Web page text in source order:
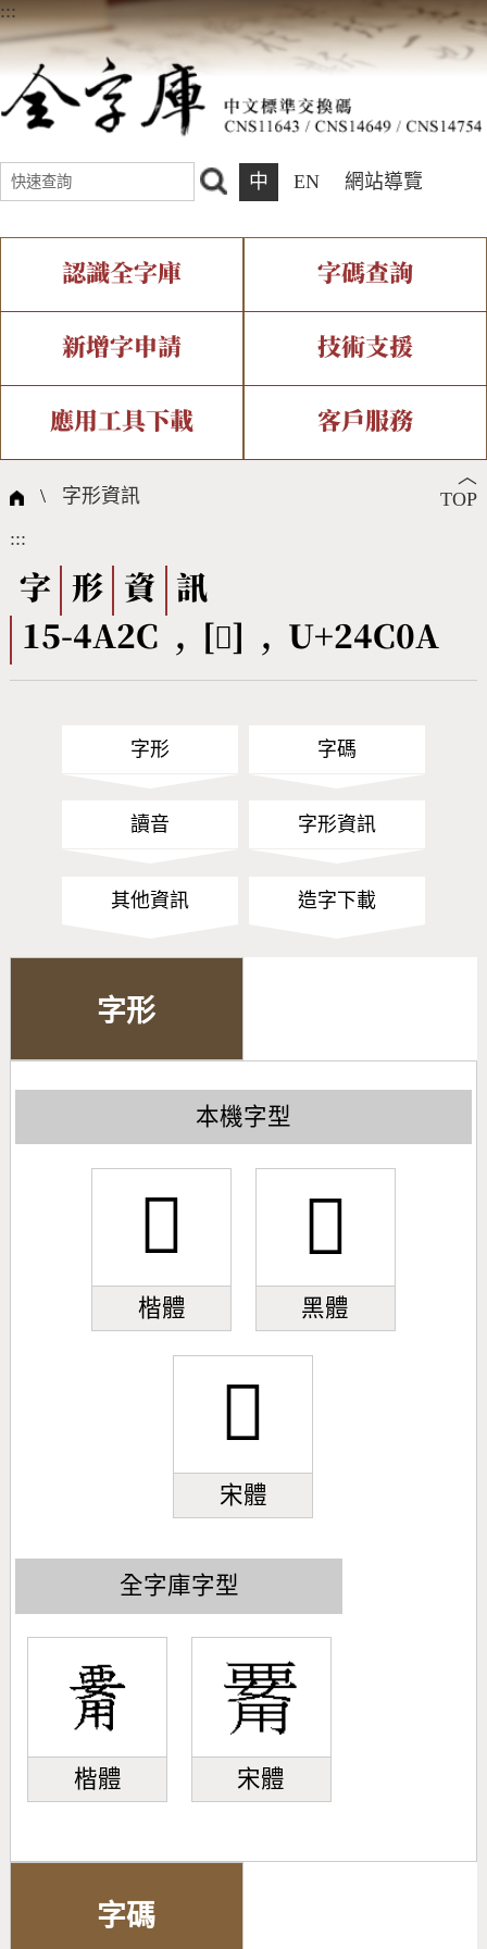
:::
中 EN 網站導覽
認識全字庫
全字庫介紹 全字庫現況
中文碼介紹 專有名詞介紹
國際字碼相關組織
字碼查詢
IDS查詢 部件查詢
複合查詢 注音查詢
筆畫查詢
筆順序查詢
CNS查詢 Unicode查詢
新增字申請
新字申請處理流程
技術支援
字形即時顯示 造字解決方案
全字庫授權 轉碼Web Service
應用工具下載
個人電腦造字處理工具
字形下載
客戶服務
問題集
熱門查詢統計
︿
TOP
\ 字形資訊
:::
字 形 資
訊
15-4A2C , [𤰊] , U+24C0A
字形 字碼
讀音 字形資訊
其他資訊 造字下載
字形
本機字型
𤰊
楷體
𤰊
黑體
𤰊
宋體
全字庫字型
楷體 宋體
字碼